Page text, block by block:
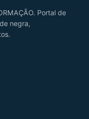
Portal de
negra,